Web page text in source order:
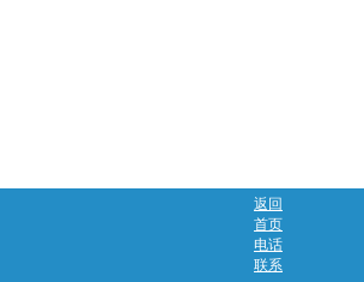
返回
首页
电话
联系